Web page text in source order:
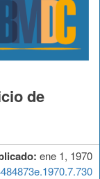
ene 1, 1970
de